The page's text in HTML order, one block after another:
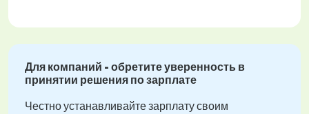
Для компаний - обретите уверенность в
принятии решения по зарплате
Честно устанавливайте зарплату своим